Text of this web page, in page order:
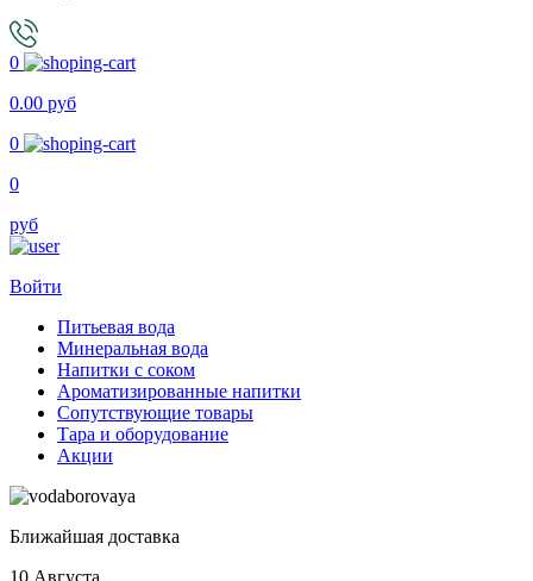
0
0.00 руб
0
0
руб
Войти
Питьевая вода
Минеральная вода
Напитки с соком
Ароматизированные напитки
Сопутствующие товары
Тара и оборудование
Акции
Ближайшая доставка
10 Августа